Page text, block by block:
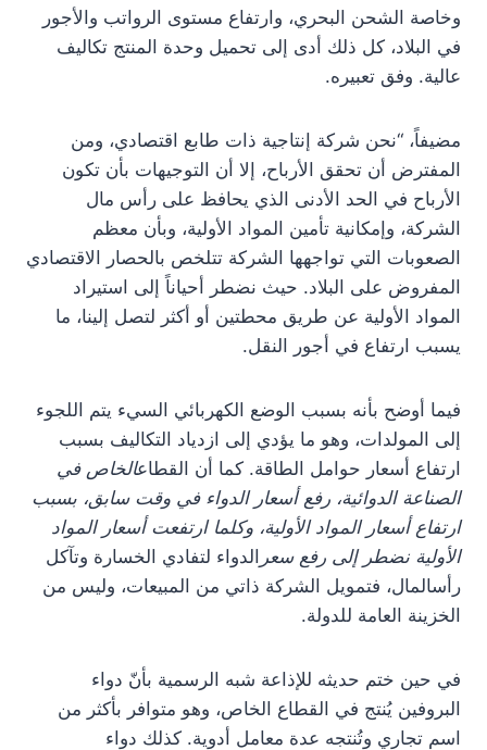
وخاصة الشحن البحري، وارتفاع مستوى الرواتب والأجور
في البلاد، كل ذلك أدى إلى تحميل وحدة المنتج تكاليف
عالية. وفق تعبيره.
مضيفاً، “نحن شركة إنتاجية ذات طابع اقتصادي، ومن
المفترض أن تحقق الأرباح، إلا أن التوجيهات بأن تكون
الأرباح في الحد الأدنى الذي يحافظ على رأس مال
الشركة، وإمكانية تأمين المواد الأولية، وبأن معظم
الصعوبات التي تواجهها الشركة تتلخص بالحصار الاقتصادي
المفروض على البلاد. حيث نضطر أحياناً إلى استيراد
المواد الأولية عن طريق محطتين أو أكثر لتصل إلينا، ما
يسبب ارتفاع في أجور النقل.
فيما أوضح بأنه بسبب الوضع الكهربائي السيء يتم اللجوء
إلى المولدات، وهو ما يؤدي إلى ازدياد التكاليف بسبب
ارتفاع أسعار حوامل الطاقة. كما أن القطاعالخاص في
الصناعة الدوائية، رفع أسعار الدواء في وقت سابق، بسبب
ارتفاع أسعار المواد الأولية، وكلما ارتفعت أسعار المواد
الأولية نضطر إلى رفع سعر الدواء لتفادي الخسارة وتآكل
رأسالمال، فتمويل الشركة ذاتي من المبيعات، وليس من
الخزينة العامة للدولة.
في حين ختم حديثه للإذاعة شبه الرسمية بأنّ دواء
البروفين يُنتج في القطاع الخاص، وهو متوافر بأكثر من
اسم تجاري وتُنتجه عدة معامل أدوية. كذلك دواء